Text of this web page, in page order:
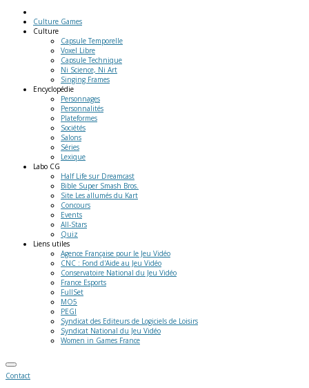
Culture Games
Culture
Capsule Temporelle
Voxel Libre
Capsule Technique
Ni Science, Ni Art
Singing Frames
Encyclopédie
Personnages
Personnalités
Plateformes
Sociétés
Salons
Séries
Lexique
Labo CG
Half Life sur Dreamcast
Bible Super Smash Bros.
Site Les allumés du Kart
Concours
Events
All-Stars
Quiz
Liens utiles
Agence Française pour le Jeu Vidéo
CNC : Fond d'Aide au Jeu Vidéo
Conservatoire National du Jeu Vidéo
France Esports
FullSet
MO5
PEGI
Syndicat des Editeurs de Logiciels de Loisirs
Syndicat National du Jeu Vidéo
Women in Games France
Contact